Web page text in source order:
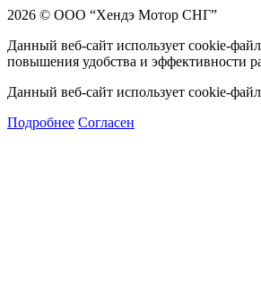
2026 © ООО “Хендэ Мотор СНГ”
Данный веб-сайт использует cookie-
повышения удобства и эффективности
Данный веб-сайт использует cookie-
Подробнее Согласен